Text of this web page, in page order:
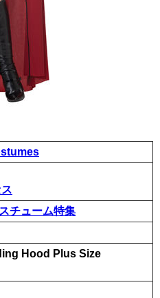
チューム特集
Hood Plus Size